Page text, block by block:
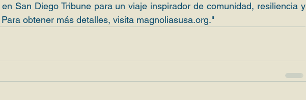
San Diego Tribune para un viaje inspirador de comunidad, resiliencia y
obtener más detalles, visita magnoliasusa.org."